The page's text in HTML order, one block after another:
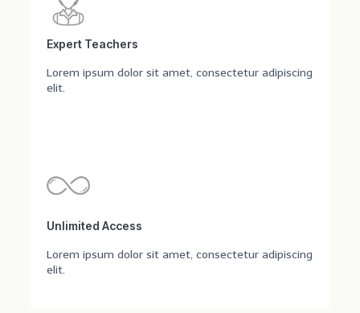
Expert Teachers
Lorem ipsum dolor sit amet, consectetur adipiscing
elit.
Unlimited Access
Lorem ipsum dolor sit amet, consectetur adipiscing
elit.